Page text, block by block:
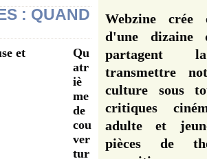
: QUAND
Qu
atr
iè
me
de
cou
ver
tur
Webzine crée
d'une dizaine
partagent
transmettre
culture sous
critiques
adulte et
pièces de